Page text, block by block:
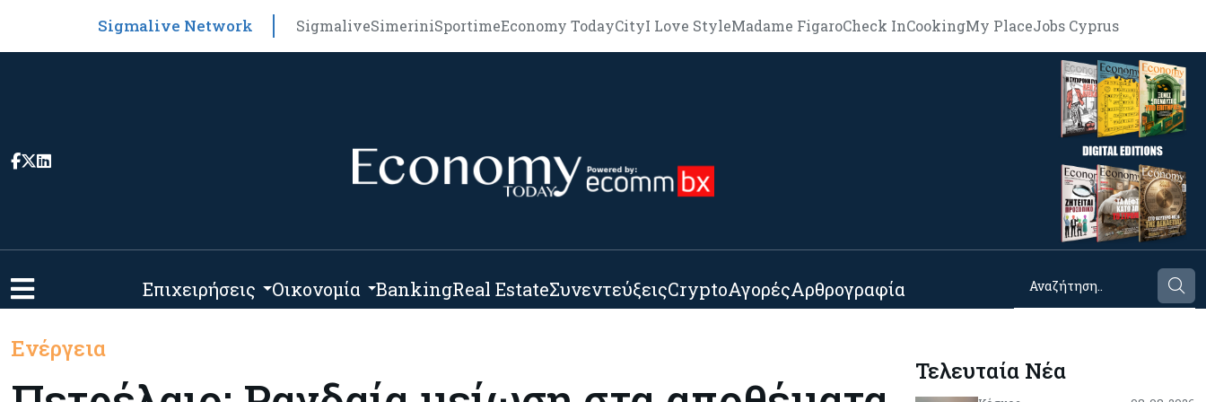
Sigmalive Network SigmaliveSimeriniSportimeEconomy TodayCityI Love StyleMadame FigaroCheck InCookingMy PlaceJobs Cyprus
Επιχειρήσεις Οικονομία BankingReal EstateΣυνεντεύξειςCryptoΑγορέςΑρθρογραφία
Ενέργεια
Τελευταία Νέα